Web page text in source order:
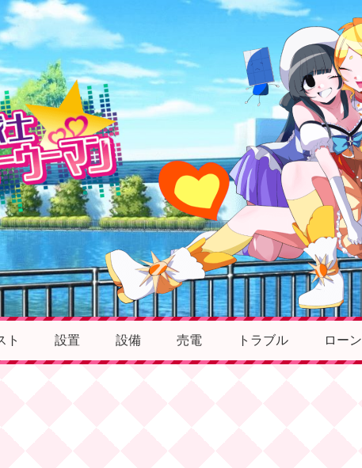
ト 設置 設備 売電 トラブル ローン